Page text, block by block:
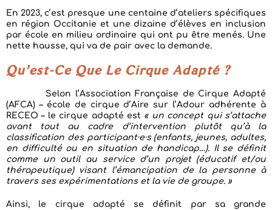
En 2023, c’est presque une centaine d’ateliers spécifiques
en région Occitanie et une dizaine d’élèves en inclusion
par école en milieu ordinaire qui ont pu être menés. Une
nette hausse, qui va de pair avec la demande.
Qu’est-Ce Que Le Cirque Adapté ?
Selon l’Association Française de Cirque Adapté
(AFCA) – école de cirque d’Aire sur l’Adour adhérente à
RECEO – le cirque adapté est « un concept qui s’attache
avant tout au cadre d’intervention plutôt qu’à la
classification des participant·e·s (enfants, jeunes, adultes,
en difficulté ou en situation de handicap…). Il se définit
comme un outil au service d’un projet (éducatif et/ou
thérapeutique) visant l’émancipation de la personne à
travers ses expérimentations et la vie de groupe. »
Ainsi, le cirque adapté se définit par sa grande